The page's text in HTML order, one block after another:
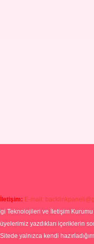
E-mail:
Teknolojileri ve İletişim
yazdıkları içeriklerin
yalnızca kendi